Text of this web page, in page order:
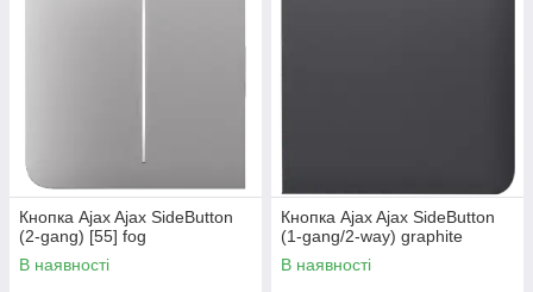
Кнопка Ajax Ajax SideButton
(2-gang) [55] fog
В наявності
Кнопка Ajax Ajax SideButton
(1-gang/2-way) graphite
В наявності